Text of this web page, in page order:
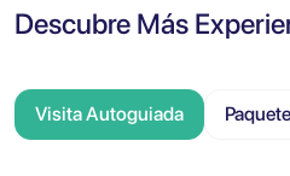
Descubre Más
Visita Autoguiada